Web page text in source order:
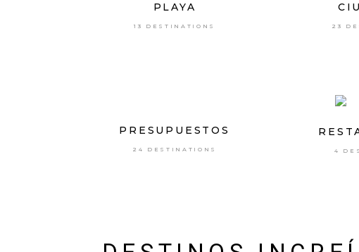
PLAYA
13 DESTINATIONS 23
PRESUPUESTOS
24 DESTINATIONS 4